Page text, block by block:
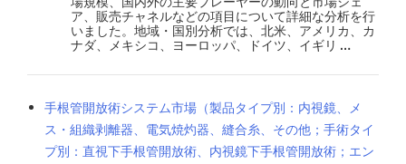
ア、販売チャネルなどの項目について詳細な分析を行
いました。地域・国別分析では、北米、アメリカ、カ
ナダ、メキシコ、ヨーロッパ、ドイツ、イギリ …
手根管開放術システム市場（製品タイプ別：内視鏡、メ
ス・組織剥離器、電気焼灼器、縫合糸、その他；手術タイ
プ別：直視下手根管開放術、内視鏡下手根管開放術；エン